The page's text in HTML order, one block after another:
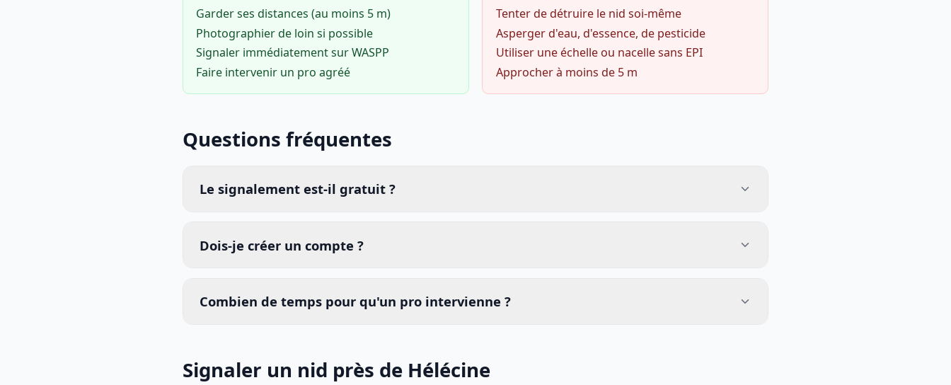
Garder ses distances (au moins 5 m)
Photographier de loin si possible
Signaler immédiatement sur WASPP
Faire intervenir un pro agréé
Tenter de détruire le nid soi-même
Asperger d'eau, d'essence, de pesticide
Utiliser une échelle ou nacelle sans EPI
Approcher à moins de 5 m
Questions fréquentes
Le signalement est-il gratuit ?
Dois-je créer un compte ?
Combien de temps pour qu'un pro intervienne ?
Signaler un nid près de Hélécine